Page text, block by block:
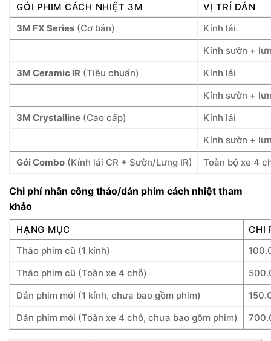
GÓI PHIM CÁCH NHIỆT 3M
VỊ TRÍ DÁN
3M FX Series (Cơ bản)
Kính lái
Kính sườn +
3M Ceramic IR (Tiêu chuẩn)
Kính lái
Kính sườn +
3M Crystalline (Cao cấp)
Kính lái
Kính sườn +
Gói Combo (Kính lái CR + Sườn/Lưng IR) Toàn bộ xe 4
Chi phí nhân công tháo/dán phim cách nhiệt tham
khảo
HẠNG MỤC
CHI
Tháo phim cũ (1 kính)
Tháo phim cũ (Toàn xe 4 chỗ)
Dán phim mới (1 kính, chưa bao gồm phim)
Dán phim mới (Toàn xe 4 chỗ, chưa bao gồm phim)